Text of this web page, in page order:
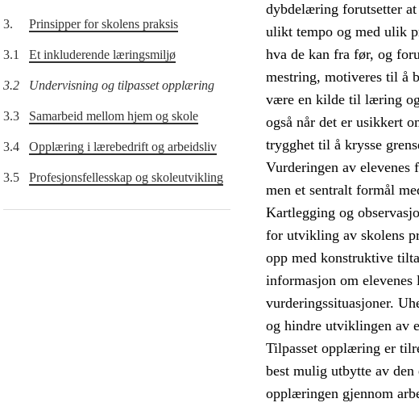
3. Prinsipper for skolens praksis
3.1 Et inkluderende læringsmiljø
3.2 Undervisning og tilpasset opplæring
3.3 Samarbeid mellom hjem og skole
3.4 Opplæring i lærebedrift og arbeidsliv
3.5 Profesjonsfellesskap og skoleutvikling
dybdelæring forutsetter
ulikt tempo og med ulik
hva de kan fra før, og
mestring, motiveres til å
være en kilde til læring og
også når det er usikkert
trygghet til å krysse
Vurderingen av elevenes
men et sentralt formål
Kartlegging og
for utvikling av skolens
opp med konstruktive
informasjon om
vurderingssituasjoner.
og hindre utviklingen av
Tilpasset opplæring er
best mulig utbytte av
opplæringen gjennom